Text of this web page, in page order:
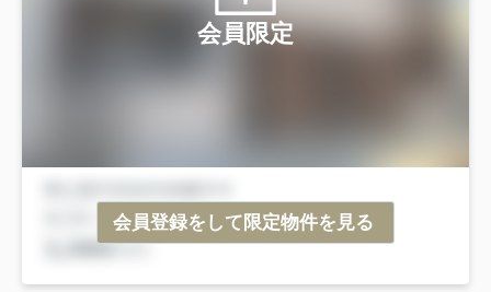
会員限定
会員登録をして限定物件を見る